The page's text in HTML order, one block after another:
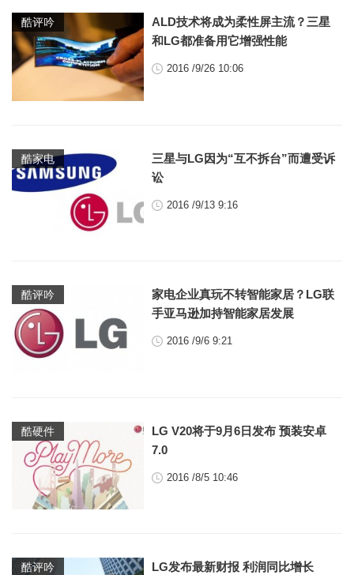
酷评吟
ALD技术将成为柔性屏主流？三星
和LG都准备用它增强性能
2016 /9/26 10:06
酷家电
三星与LG因为“互不拆台”而遭受诉
讼
2016 /9/13 9:16
酷评吟
家电企业真玩不转智能家居？LG联
手亚马逊加持智能家居发展
2016 /9/6 9:21
酷硬件
LG V20将于9月6日发布 预装安卓
7.0
2016 /8/5 10:46
酷评吟 LG发布最新财报 利润同比增长